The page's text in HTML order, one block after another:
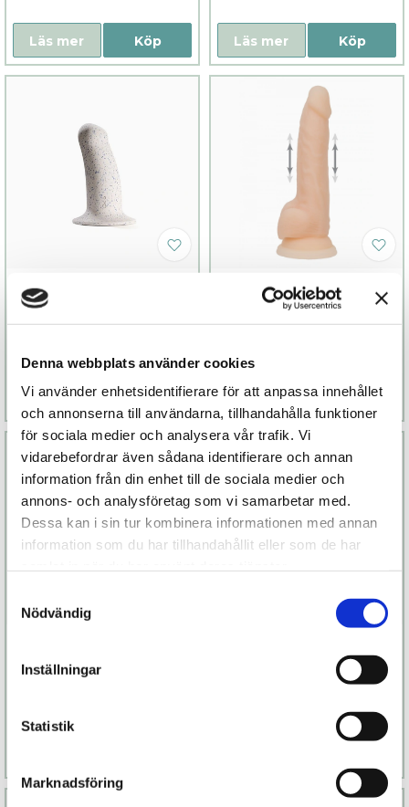
Denna webbplats använder cookies
Vi använder enhetsidentifierare för att anpassa innehållet
och annonserna till användarna, tillhandahålla funktioner
för sociala medier och analysera vår trafik. Vi
vidarebefordrar även sådana identifierare och annan
information från din enhet till de sociala medier och
annons- och analysföretag som vi samarbetar med.
Dessa kan i sin tur kombinera informationen med annan
information som du har tillhandahållit eller som de har
Nödvändig
Inställningar
Statistik
Marknadsföring
Köp
Läs mer Köp
Läs mer
Köp
Läs mer
Naked Addiction
Thrusting
Finns fler alternativ
Köp
Läs mer
vibration